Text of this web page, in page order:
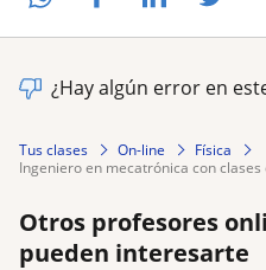
¿Hay algún error en
Tus clases On-line
Física
ingeniero en mecatrónica con
Otros profesores
pueden interesarte